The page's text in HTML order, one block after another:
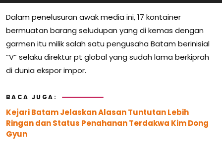
Dalam penelusuran awak media ini, 17 kontainer
bermuatan barang seludupan yang di kemas dengan
garmen itu milik salah satu pengusaha Batam berinisial
“V” selaku direktur pt global yang sudah lama berkiprah
di dunia ekspor impor.
BACA JUGA:
Kejari Batam Jelaskan Alasan Tuntutan Lebih
Ringan dan Status Penahanan Terdakwa Kim Dong
Gyun